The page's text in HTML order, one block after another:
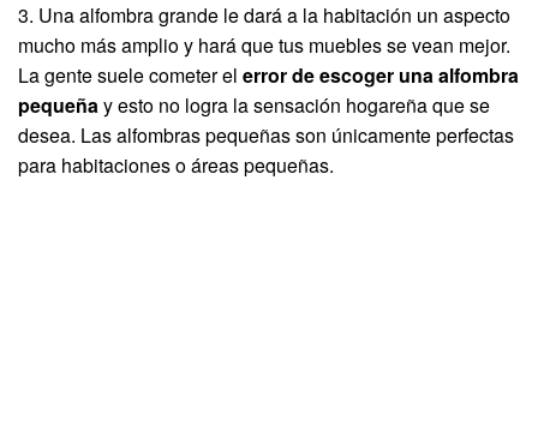
3. Una alfombra grande le dará a la habitación un aspecto
mucho más amplio y hará que tus muebles se vean mejor.
La gente suele cometer el error de escoger una alfombra
pequeñay esto no logra la sensación hogareña que se
desea. Las alfombras pequeñas son únicamente perfectas
para habitaciones o áreas pequeñas.